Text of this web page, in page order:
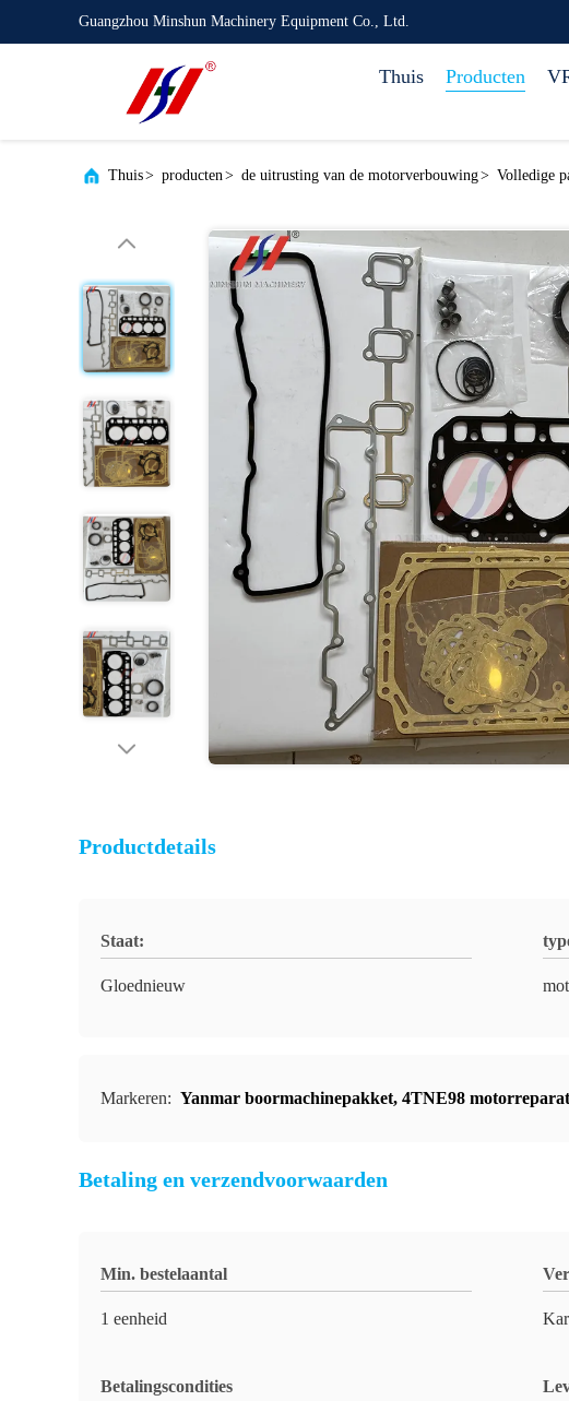
Guangzhou Minshun Machinery Equipment Co., Ltd.
Thuis Producten
Thuis> producten> de uitrusting van de motorverbouwing> Volledige
Productdetails
Staat:
Gloednieuw
Markeren: Yanmar boormachinepakket, 4TNE98
Betaling en verzendvoorwaarden
Min. bestelaantal
1 eenheid
Betalingscondities